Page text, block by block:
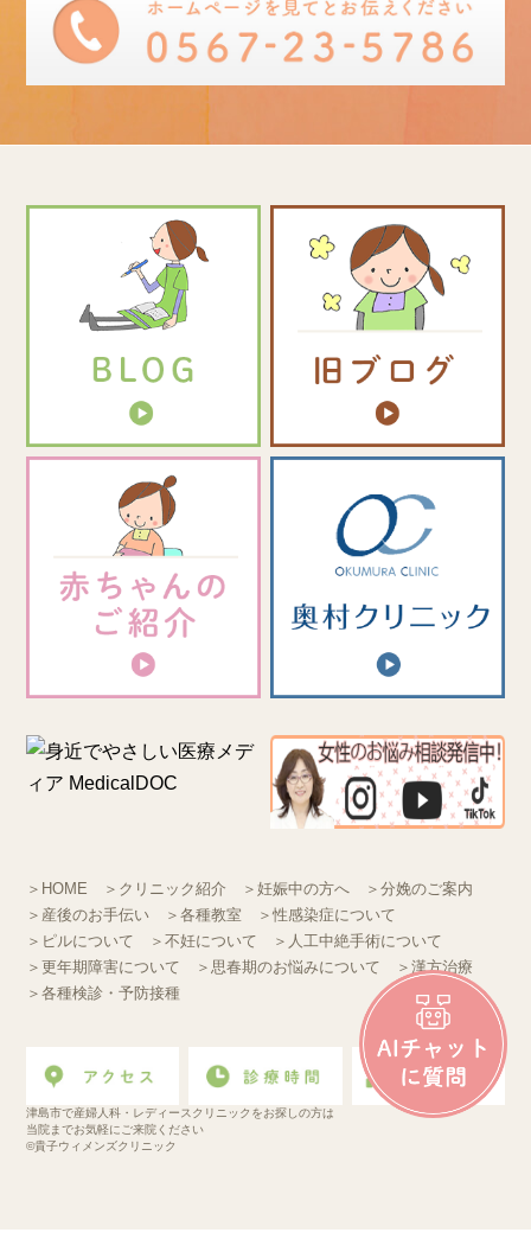
＞HOME ＞クリニック紹介 ＞妊娠中の方へ
＞分娩のご案内
＞産後のお手伝い
＞各種教室
＞性感染症について
＞ピルについて
＞不妊について
＞人工中絶手術について
＞更年期障害について
＞思春期のお悩みについて
＞漢方治療
＞各種検診・予防接種
津島市で産婦人科・レディースクリニックをお探しの方は
当院までお気軽にご来院ください
©貴子ウィメンズクリニック